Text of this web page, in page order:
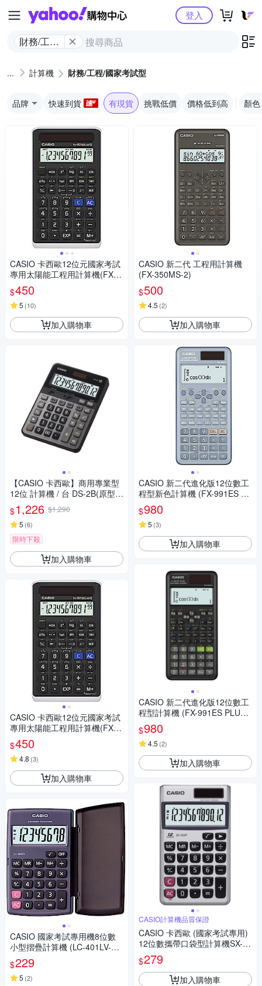
Yahoo購物中心
財務/工程/
型
登入
計算機 財務/工程/國家考試型
品牌 快速到貨 有現貨 挑戰低價 價格低到高 顏色
CASIO 卡西歐12位元國家考試
專用太陽能工程用計算機(FX-8
2SOLARII)
$450
5 (10)
加入購物車
【CASIO 卡西歐】商用專業型
12位 計算機 / 台 DS-2B(原型號
DS-2TS)
$1,226 $1,290
5 (6)
限時下殺
加入購物車
CASIO 卡西歐12位元國家考試
專用太陽能工程用計算機(FX-8
2SOLARII)
$450
4.8 (3)
加入購物車
CASIO 國家考試專用機8位數
小型摺疊計算機 (LC-401LV-B
K)
$229
5 (2)
CASIO 新二代 工程用計算機
(FX-350MS-2)
$500
4.5 (2)
加入購物車
CASIO 新二代進化版12位數工
程型新色計算機 (FX-991ES PL
US-2-BU)藍色
$980
5 (3)
加入購物車
CASIO 新二代進化版12位數工
程型計算機 (FX-991ES PLUS-
2)
$980
4.5 (2)
加入購物車
CASIO計算機品質保證
CASIO 卡西歐 (國家考試專用)
12位數攜帶口袋型計算機SX-32
0P
$279
加入購物車